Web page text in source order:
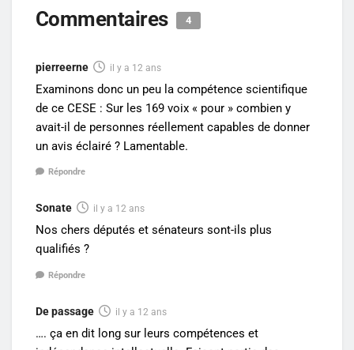
Commentaires 4
pierreerne il y a 12 ans
Examinons donc un peu la compétence scientifique
de ce CESE : Sur les 169 voix « pour » combien y
avait-il de personnes réellement capables de donner
un avis éclairé ? Lamentable.
Répondre
Sonate il y a 12 ans
Nos chers députés et sénateurs sont-ils plus
qualifiés ?
Répondre
De passage il y a 12 ans
…. ça en dit long sur leurs compétences et